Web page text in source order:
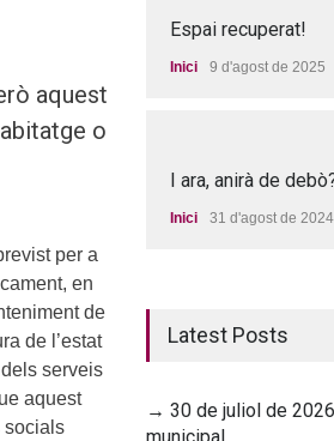
aquest
o
per a
en
de
de l’estat
serveis
aquest
socials
Espai recuperat!
Inici 9 d'agost de 2025
I ara, anirà de
Inici 31 d'agost de 2024
Latest Posts
→ 30 de juliol de